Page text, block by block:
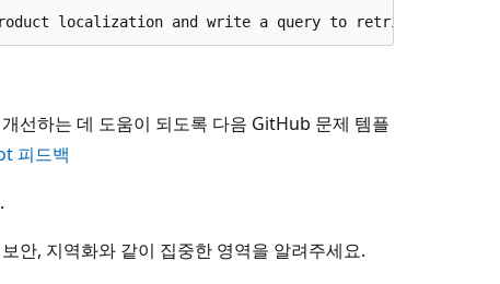
선하는 데 도움이 되도록 다음 GitHub 문제 템플
피드백
안, 지역화와 같이 집중한 영역을 알려주세요.